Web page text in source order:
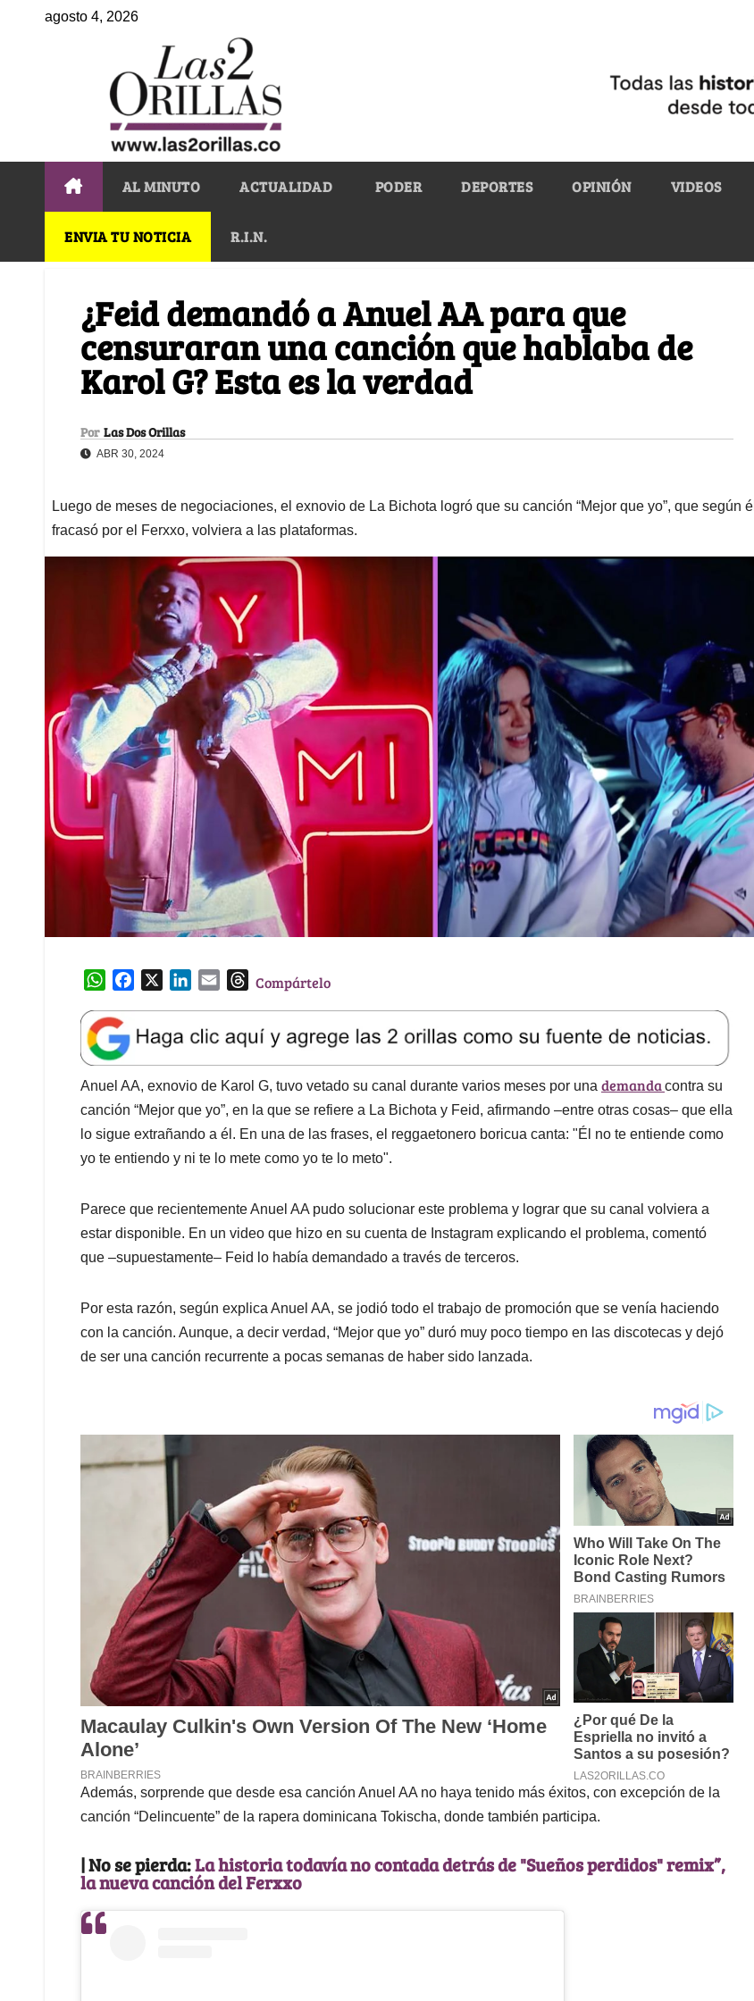
agosto 4, 2026
AL MINUTO ACTUALIDAD PODER DEPORTES OPINIÓN VIDEOS
ENVIA TU NOTICIA R.I.N.
¿Feid demandó a Anuel AA para que
censuraran una canción que hablaba de
Karol G? Esta es la verdad
Por Las Dos Orillas
ABR 30, 2024
Luego de meses de negociaciones, el exnovio de La Bichota logró que su canción “Mejor que yo”, que según él
fracasó por el Ferxxo, volviera a las plataformas.
W
a
t
s
A
p
p
e
b
o
o
k
k
e
d
I
n
l
T
e
a
d
s
Compártelo
Anuel AA, exnovio de Karol G, tuvo vetado su canal durante varios meses por una demandacontra su
canción “Mejor que yo”, en la que se refiere a La Bichota y Feid, afirmando –entre otras cosas– que ella
lo sigue extrañando a él. En una de las frases, el reggaetonero boricua canta: "Él no te entiende como
yo te entiendo y ni te lo mete como yo te lo meto".
Parece que recientemente Anuel AA pudo solucionar este problema y lograr que su canal volviera a
estar disponible. En un video que hizo en su cuenta de Instagram explicando el problema, comentó
que –supuestamente– Feid lo había demandado a través de terceros.
Por esta razón, según explica Anuel AA, se jodió todo el trabajo de promoción que se venía haciendo
con la canción. Aunque, a decir verdad, “Mejor que yo” duró muy poco tiempo en las discotecas y dejó
de ser una canción recurrente a pocas semanas de haber sido lanzada.
Además, sorprende que desde esa canción Anuel AA no haya tenido más éxitos, con excepción de la
canción “Delincuente” de la rapera dominicana Tokischa, donde también participa.
| No se pierda:La historia todavía no contada detrás de "Sueños perdidos" remix”,
la nueva canción del Ferxxo